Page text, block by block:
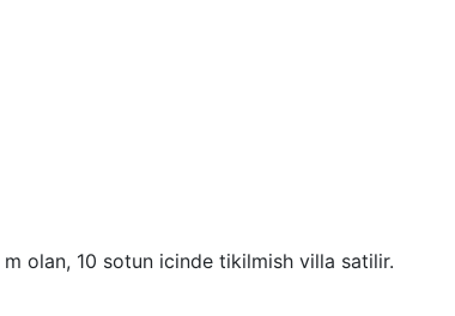
olan, 10 sotun icinde tikilmish villa satilir.